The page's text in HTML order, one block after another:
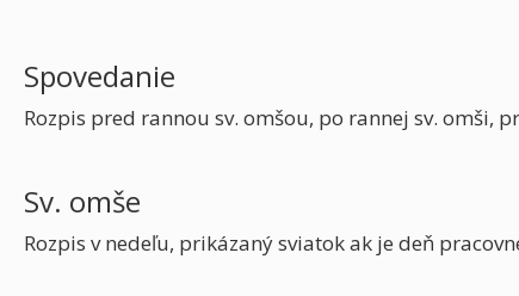
Spovedanie
Rozpis pred rannou sv. omšou, po rannej sv. omši,
Sv. omše
Rozpis v nedeľu, prikázaný sviatok ak je deň